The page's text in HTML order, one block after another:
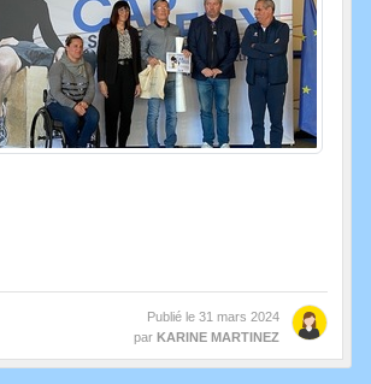
Publié le 31 mars 2024
par KARINE MARTINEZ